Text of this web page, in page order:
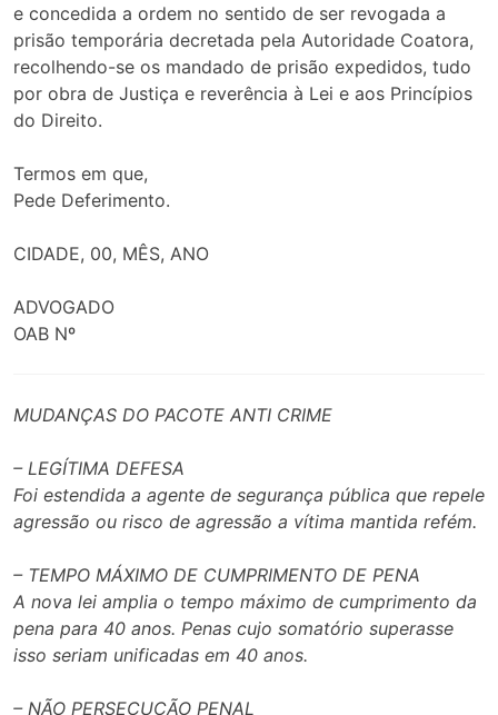
e concedida a ordem no sentido de ser revogada a
prisão temporária decretada pela Autoridade Coatora,
recolhendo-se os mandado de prisão expedidos, tudo
por obra de Justiça e reverência à Lei e aos Princípios
do Direito.
Termos em que,
Pede Deferimento.
CIDADE, 00, MÊS, ANO
ADVOGADO
OAB Nº
MUDANÇAS DO PACOTE ANTI CRIME
– LEGÍTIMA DEFESA
Foi estendida a agente de segurança pública que repele
agressão ou risco de agressão a vítima mantida refém.
– TEMPO MÁXIMO DE CUMPRIMENTO DE PENA
A nova lei amplia o tempo máximo de cumprimento da
pena para 40 anos. Penas cujo somatório superasse
isso seriam unificadas em 40 anos.
– NÃO PERSECUÇÃO PENAL